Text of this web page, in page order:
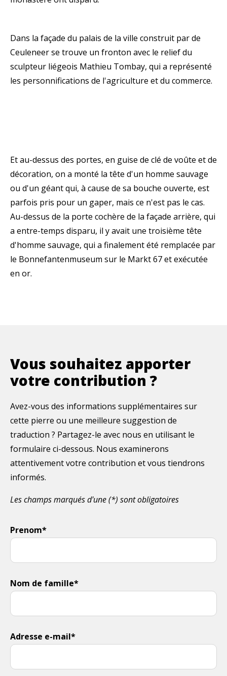
Dans la façade du palais de la ville construit par de
Ceuleneer se trouve un fronton avec le relief du
sculpteur liégeois Mathieu Tombay, qui a représenté
les personnifications de l'agriculture et du commerce.
Et au-dessus des portes, en guise de clé de voûte et de
décoration, on a monté la tête d'un homme sauvage
ou d'un géant qui, à cause de sa bouche ouverte, est
parfois pris pour un gaper, mais ce n'est pas le cas.
Au-dessus de la porte cochère de la façade arrière, qui
a entre-temps disparu, il y avait une troisième tête
d'homme sauvage, qui a finalement été remplacée par
le Bonnefantenmuseum sur le Markt 67 et exécutée
en or.
Vous souhaitez apporter
votre contribution ?
Avez-vous des informations supplémentaires sur
cette pierre ou une meilleure suggestion de
traduction ? Partagez-le avec nous en utilisant le
formulaire ci-dessous. Nous examinerons
attentivement votre contribution et vous tiendrons
informés.
Les champs marqués d'une (*) sont obligatoires
Prenom*
Nom de famille*
Adresse e-mail*